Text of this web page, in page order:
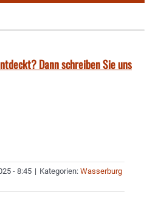
Dann schreiben Sie uns
- 8:45 | Kategorien: Wasserburg